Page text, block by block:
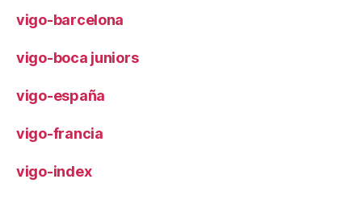
vigo-barcelona
vigo-boca juniors
vigo-españa
vigo-francia
vigo-index